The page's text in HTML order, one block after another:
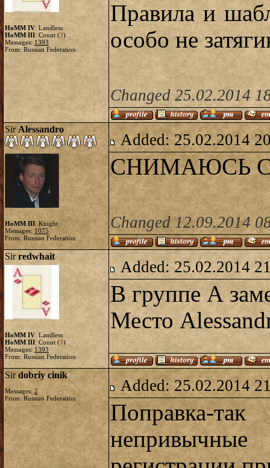
HoMM IV: Landless
HoMM III: Count (3)
Messages: 1393
From: Russian Federation
Правила и
особо не
Changed 25.02.2014
Sir Alessandro
HoMM III: Knight
Messages: 1075
From: Russian Federation
Added: 25.02.2014
СНИМАЮСЬ С
Changed 12.09.2014
Sirredwhait
HoMM IV: Landless
HoMM III: Count (3)
Messages: 1393
From: Russian Federation
Added: 25.02.2014
В группе А
Место
Sirdobriy cinik
Messages:2
From: Russian Federation
Added: 25.02.2014
Поправка-